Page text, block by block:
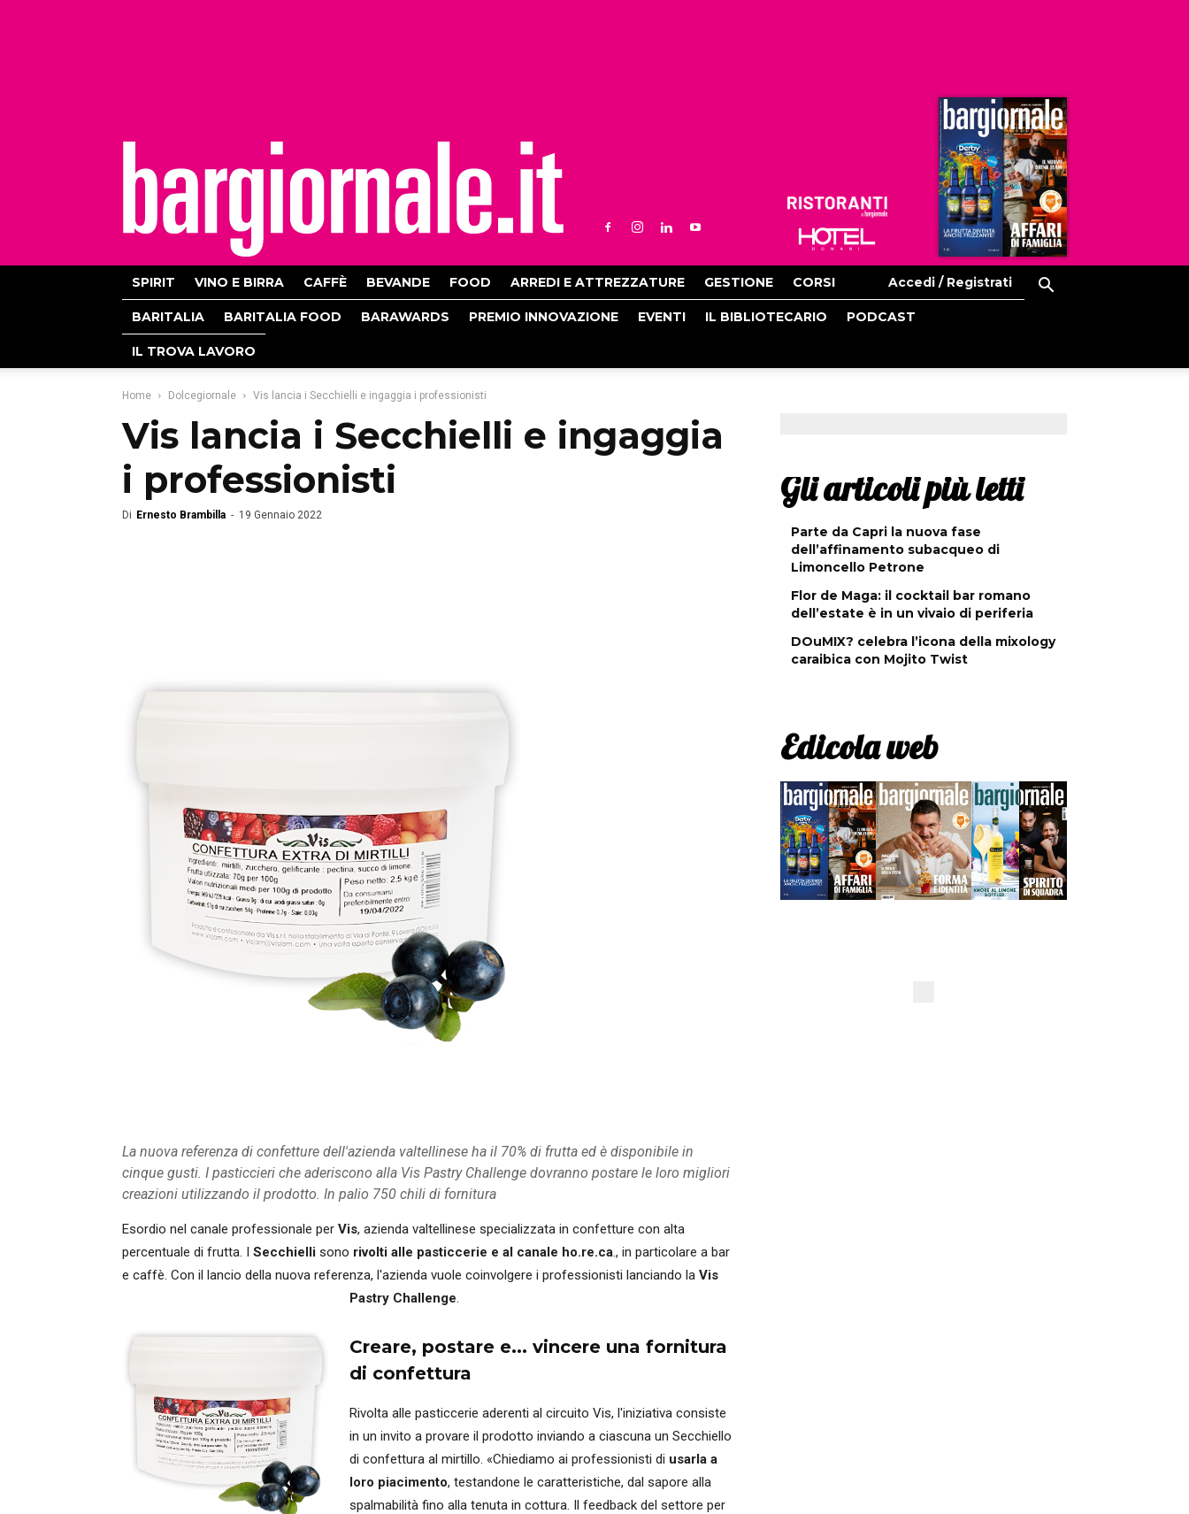
Ristoranti
Hoteldomani
SPIRIT VINO E BIRRA CAFFÈ BEVANDE FOOD ARREDI E ATTREZZATURE GESTIONE CORSI Accedi / Registrati
BARITALIA BARITALIA FOOD BARAWARDS PREMIO INNOVAZIONE EVENTI IL BIBLIOTECARIO PODCAST
IL TROVA LAVORO
Home Dolcegiornale Vis lancia i Secchielli e ingaggia i professionisti
Vis lancia i Secchielli e ingaggia
i professionisti
Di Ernesto Brambilla - 19 Gennaio 2022
La nuova referenza di confetture dell'azienda valtellinese ha il 70% di frutta ed è disponibile in
cinque gusti. I pasticcieri che aderiscono alla Vis Pastry Challenge dovranno postare le loro migliori
creazioni utilizzando il prodotto. In palio 750 chili di fornitura
Esordio nel canale professionale per Vis, azienda valtellinese specializzata in confetture con alta
percentuale di frutta. I Secchielli sono rivolti alle pasticcerie e al canale ho.re.ca., in particolare a bar
e caffè. Con il lancio della nuova referenza, l'azienda vuole coinvolgere i professionisti lanciando la Vis
Pastry Challenge.
Creare, postare e... vincere una fornitura
di confettura
Rivolta alle pasticcerie aderenti al circuito Vis, l'iniziativa consiste
in un invito a provare il prodotto inviando a ciascuna un Secchiello
di confettura al mirtillo. «Chiediamo ai professionisti di usarla a
loro piacimento, testandone le caratteristiche, dal sapore alla
spalmabilità fino alla tenuta in cottura. Il feedback del settore per
Gli articoli più letti
Parte da Capri la nuova fase
dell’affinamento subacqueo di
Limoncello Petrone
Flor de Maga: il cocktail bar romano
dell’estate è in un vivaio di periferia
DOuMIX? celebra l’icona della mixology
caraibica con Mojito Twist
Edicola web